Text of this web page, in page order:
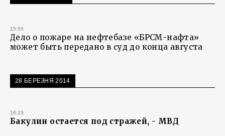
15:55
Дело о пожаре на нефтебазе «БРСМ-нафта»
может быть передано в суд до конца августа
28 БЕРЕЗНЯ 2014
18:23
Бакулин остается под стражей, - МВД